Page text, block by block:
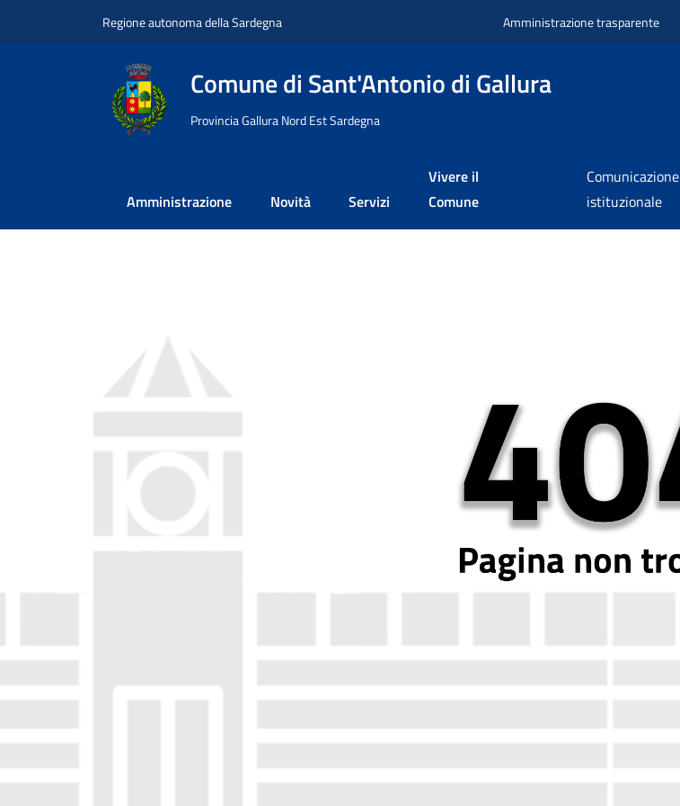
Regione autonoma della Sardegna Amministrazione trasparente
Comune di Sant'Antonio di Gallura
Provincia Gallura Nord Est Sardegna
Amministrazione Novità Servizi
Vivere il
Comune
Comunicazione
istituzionale